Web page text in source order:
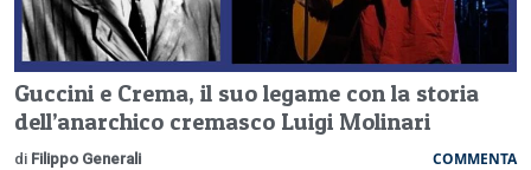
Guccini e Crema, il suo legame con la storia
dell’anarchico cremasco Luigi Molinari
di Filippo Generali COMMENTA